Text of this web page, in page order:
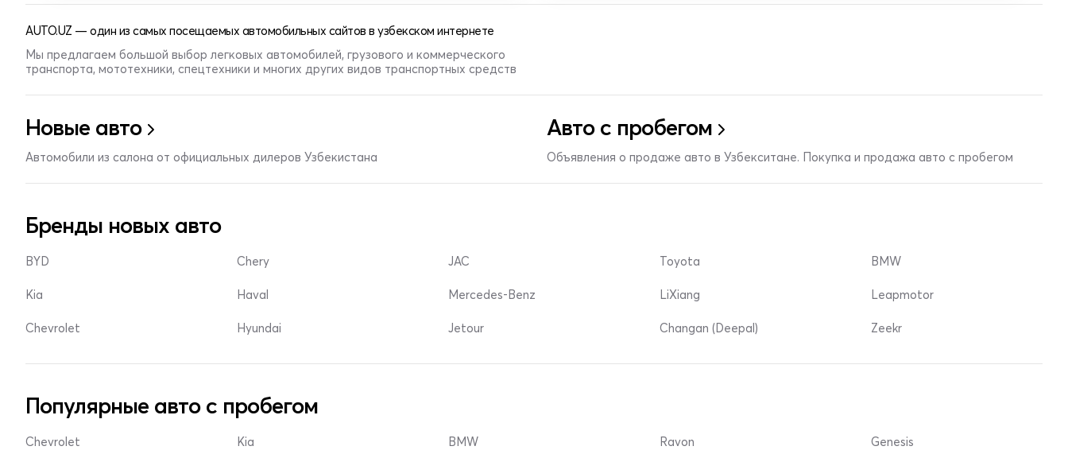
AUTO.UZ — один из самых посещаемых автомобильных сайтов в узбекском интернете
Мы предлагаем большой выбор легковых автомобилей, грузового и коммерческого
транспорта, мототехники, спецтехники и многих других видов транспортных средств
Новые авто
Автомобили из салона от официальных дилеров Узбекистана
Авто с пробегом
Объявления о продаже авто в Узбекситане. Покупка и продажа авто с пробегом
Бренды новых авто
BYD
Kia
Chevrolet
Chery
Haval
Hyundai
JAC
Mercedes-Benz
Jetour
Toyota
LiXiang
Changan (Deepal)
BMW
Leapmotor
Zeekr
Популярные авто с пробегом
Chevrolet Kia BMW Ravon Genesis